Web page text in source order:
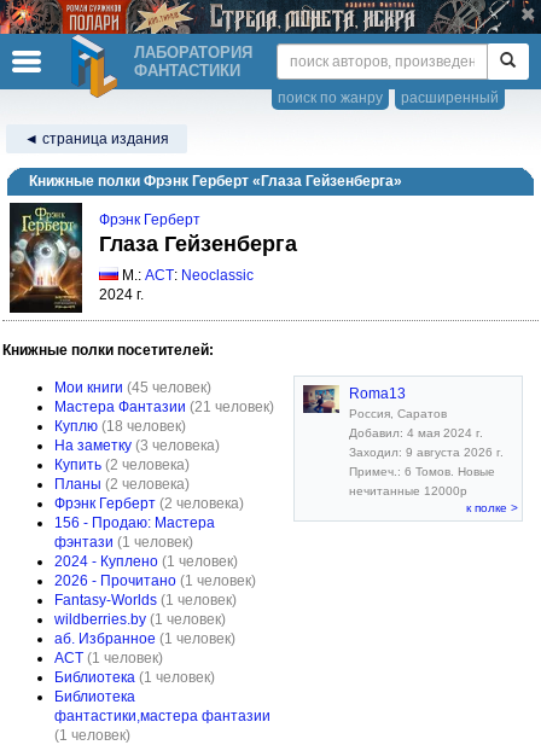
ЛАБОРАТОРИЯ
ФАНТАСТИКИ
расширенный
поиск по жанру
◄ страница издания
Книжные полки Фрэнк Герберт «Глаза Гейзенберга»
Фрэнк Герберт
Глаза Гейзенберга
М.: АСТ: Neoclassic
2024 г.
Книжные полки посетителей:
Мои книги (45 человек)
Мастера Фантазии (21 человек)
Куплю (18 человек)
На заметку (3 человека)
Купить (2 человека)
Планы (2 человека)
Фрэнк Герберт (2 человека)
156 - Продаю: Мастера
фэнтази (1 человек)
2024 - Куплено (1 человек)
2026 - Прочитано (1 человек)
Fantasy-Worlds (1 человек)
wildberries.by (1 человек)
аб. Избранное (1 человек)
АСТ (1 человек)
Библиотека (1 человек)
Библиотека
фантастики,мастера фантазии
(1 человек)
Roma13
Россия, Саратов
Добавил: 4 мая 2024 г.
Заходил: 9 августа 2026 г.
Примеч.: 6 Томов. Новые
нечитанные 12000р
к полке >